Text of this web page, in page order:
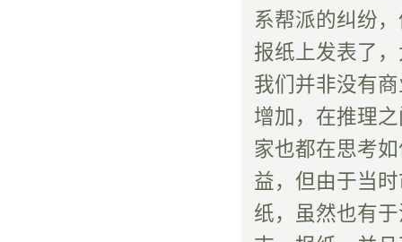
系帮派的纠纷
报纸上发表了
我们并非没有
增加，在推理
家也都在思考
益，但由于当
纸，虽然也有